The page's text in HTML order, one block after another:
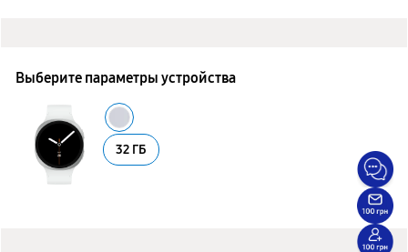
Выберите параметры устройства
32 ГБ